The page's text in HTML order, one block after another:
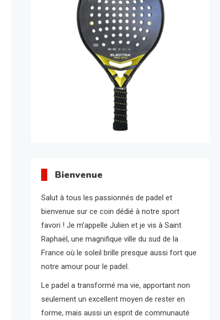
Bienvenue
Salut à tous les passionnés de padel et
bienvenue sur ce coin dédié à notre sport
favori ! Je m’appelle Julien et je vis à Saint
Raphaël, une magnifique ville du sud de la
France où le soleil brille presque aussi fort que
notre amour pour le padel.
Le padel a transformé ma vie, apportant non
seulement un excellent moyen de rester en
forme, mais aussi un esprit de communauté